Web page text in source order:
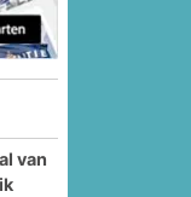
van